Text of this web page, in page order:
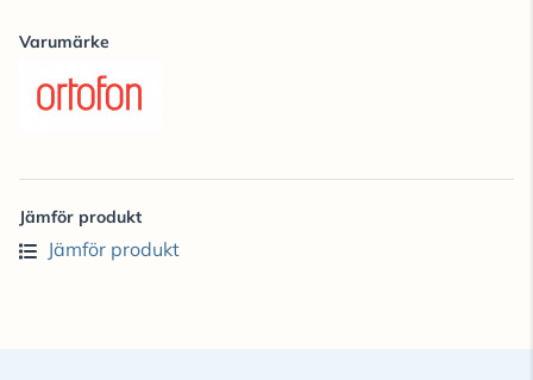
Varumärke
Jämför produkt
Jämför produkt